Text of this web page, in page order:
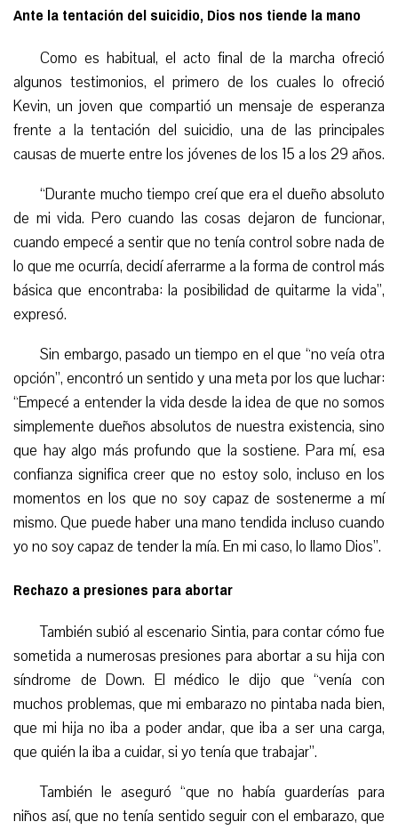
Ante la tentación del suicidio, Dios nos tiende la mano
Como es habitual, el acto final de la marcha ofreció
algunos testimonios, el primero de los cuales lo ofreció
Kevin, un joven que compartió un mensaje de esperanza
frente a la tentación del suicidio, una de las principales
causas de muerte entre los jóvenes de los 15 a los 29 años.
“Durante mucho tiempo creí que era el dueño absoluto
de mi vida. Pero cuando las cosas dejaron de funcionar,
cuando empecé a sentir que no tenía control sobre nada de
lo que me ocurría, decidí aferrarme a la forma de control más
básica que encontraba: la posibilidad de quitarme la vida”,
expresó.
Sin embargo, pasado un tiempo en el que “no veía otra
opción”, encontró un sentido y una meta por los que luchar:
“Empecé a entender la vida desde la idea de que no somos
simplemente dueños absolutos de nuestra existencia, sino
que hay algo más profundo que la sostiene. Para mí, esa
confianza significa creer que no estoy solo, incluso en los
momentos en los que no soy capaz de sostenerme a mí
mismo. Que puede haber una mano tendida incluso cuando
yo no soy capaz de tender la mía. En mi caso, lo llamo Dios”.
Rechazo a presiones para abortar
También subió al escenario Sintia, para contar cómo fue
sometida a numerosas presiones para abortar a su hija con
síndrome de Down. El médico le dijo que “venía con
muchos problemas, que mi embarazo no pintaba nada bien,
que mi hija no iba a poder andar, que iba a ser una carga,
que quién la iba a cuidar, si yo tenía que trabajar”.
También le aseguró “que no había guarderías para
niños así, que no tenía sentido seguir con el embarazo, que